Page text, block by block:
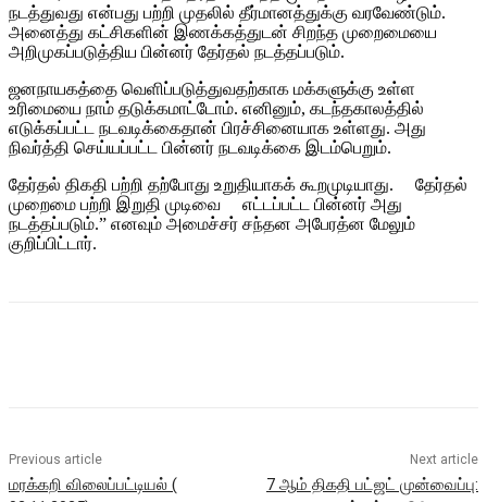
நடத்துவது என்பது பற்றி முதலில் தீர்மானத்துக்கு வரவேண்டும்.
அனைத்து கட்சிகளின் இணக்கத்துடன் சிறந்த முறைமையை
அறிமுகப்படுத்திய பின்னர் தேர்தல் நடத்தப்படும்.
ஜனநாயகத்தை வெளிப்படுத்துவதற்காக மக்களுக்கு உள்ள
உரிமையை நாம் தடுக்கமாட்டோம். எனினும், கடந்தகாலத்தில்
எடுக்கப்பட்ட நடவடிக்கைதான் பிரச்சினையாக உள்ளது. அது
நிவர்த்தி செய்யப்பட்ட பின்னர் நடவடிக்கை இடம்பெறும்.
தேர்தல் திகதி பற்றி தற்போது உறுதியாகக் கூறமுடியாது. தேர்தல்
முறைமை பற்றி இறுதி முடிவை எட்டப்பட்ட பின்னர் அது
நடத்தப்படும்.” எனவும் அமைச்சர் சந்தன அபேரத்ன மேலும்
குறிப்பிட்டார்.
Previous article
மரக்கறி விலைப்பட்டியல் (
Next article
7 ஆம் திகதி பட்ஜட் முன்வைப்பு: